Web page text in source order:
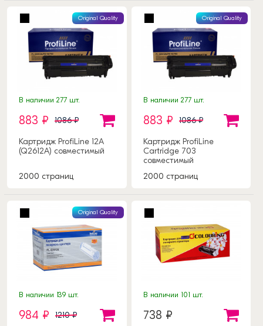
Original Quality
В наличии 277 шт.
883 ₽ 1086 ₽
Картридж ProfiLine 12A
(Q2612A) совместимый
2000 страниц
Original Quality
В наличии 277 шт.
883 ₽ 1086 ₽
Картридж ProfiLine
Cartridge 703
совместимый
2000 страниц
Original Quality
В наличии 139 шт.
984 ₽ 1210 ₽
В наличии 101 шт.
738 ₽